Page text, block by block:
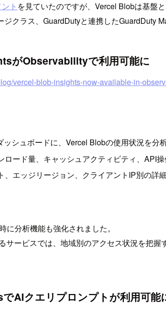
ト を見ていたのですが、Vercel Blobは基盤
クラス、GuardDutyと連携したGuardDuty
がObservabilityで利用可能に
vercel-blob-insights-now-available-in-
シュボードに、Vercel Blobの使用状況を分
ロード量、キャッシュアクティビティ、API操
エッジリージョン、クライアントIP別の詳細
に分析機能も強化されました。
サービスでは、地域別のアクセス状況を把
AIクエリプロンプトが利用可能